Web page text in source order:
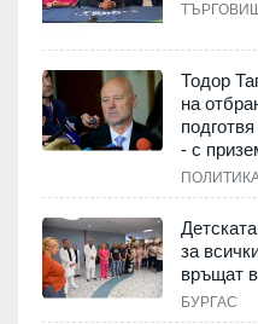
Тодор
на
- с
за
връщат
БУРГАС